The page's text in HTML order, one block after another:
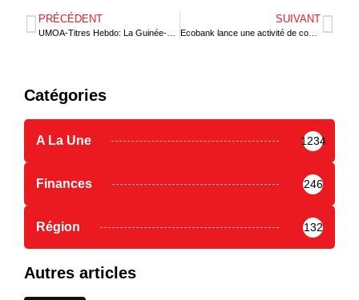
PRÉCÉDENT SUIVANT
Ecobank lance une activité de conservation au Nigeria
Catégories
A La Une 1234
Finances 246
Région 132
Autres articles